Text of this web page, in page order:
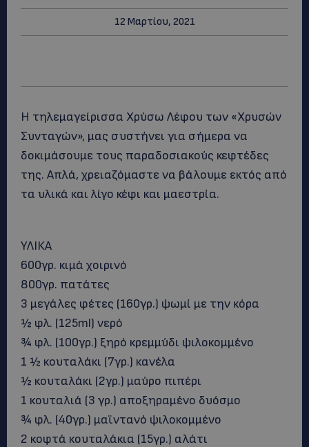
12 Μαρτίου, 2021
Η τηλεμαγείρισσα Χρύσω Λέφου των «Χρυσών
Συνταγών», μας συστήνει για σήμερα να
δοκιμάσουμε τους παραδοσιακούς κεφτέδες
της. Απλά, χρειαζόμαστε να βάλουμε εκτός από
τα υλικά και λίγο κέφι και μαεστρία.
ΥΛΙΚΑ
600γρ. κιμά χοιρινό
800γρ. πατάτες
3 μεγάλες φέτες (160γρ.) ψωμί με την κόρα
½ φλ. (125ml) νερό
¾ φλ. (100γρ.) ξηρό κρεμμύδι ψιλοκομμένο
1 ½ κουταλάκι (7γρ.) κανέλα
½ κουταλάκι (2γρ.) μαύρο πιπέρι
1 κουταλιά (3 γρ.) αποξηραμένο δυόσμο
¾ φλ. (40γρ.) μαϊντανό ψιλοκομμένο
2 κοφτά κουταλάκια (15γρ.) αλάτι